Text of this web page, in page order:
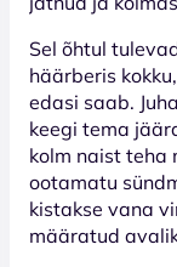
Sel õhtul
häärberis
edasi saab.
keegi tema
kolm naist
ootamatu
kistakse vana
määratud